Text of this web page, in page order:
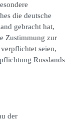
die deutsche
gebracht hat,
Zustimmung zur
seien,
Russlands
der